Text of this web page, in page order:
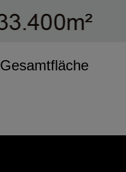
Gesamtfläche